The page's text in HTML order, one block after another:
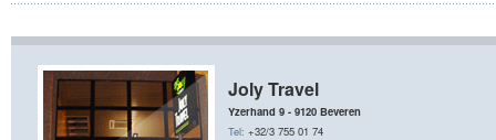
Joly Travel
Yzerhand 9 - 9120 Beveren
Tel: +32/3 755 01 74